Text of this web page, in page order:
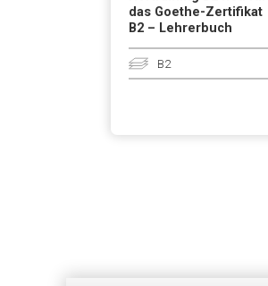
das Goethe-Zertifikat
B2 – Lehrerbuch
B2